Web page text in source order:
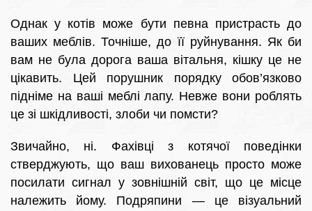
Однак у котів може бути певна пристрасть до
ваших меблів. Точніше, до її руйнування. Як би
вам не була дорога ваша вітальня, кішку це не
цікавить. Цей порушник порядку обов’язково
підніме на ваші меблі лапу. Невже вони роблять
це зі шкідливості, злоби чи помсти?
Звичайно, ні. Фахівці з котячої поведінки
стверджують, що ваш вихованець просто може
посилати сигнал у зовнішній світ, що це місце
належить йому. Подряпини — це візуальний